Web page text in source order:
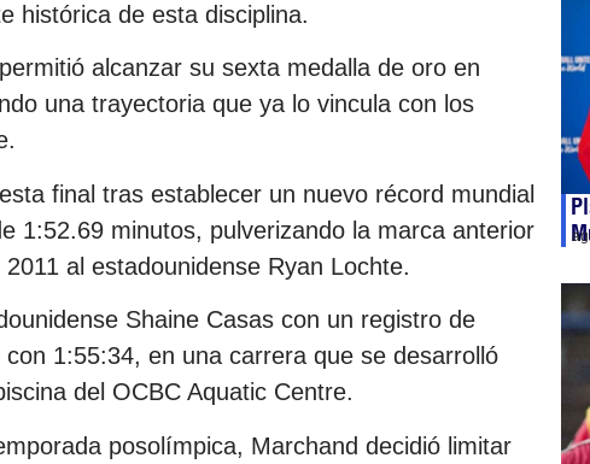
histórica de esta disciplina.
alcanzar su sexta medalla de oro en
una trayectoria que ya lo vincula con los
final tras establecer un nuevo récord mundial
1:52.69 minutos, pulverizando la marca anterior
al estadounidense Ryan Lochte.
Shaine Casas con un registro de
1:55:34, en una carrera que se desarrolló
del OCBC Aquatic Centre.
posolímpica, Marchand decidió limitar